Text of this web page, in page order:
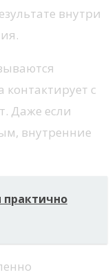
внутри
контактирует с
Даже если
внутренние
практично